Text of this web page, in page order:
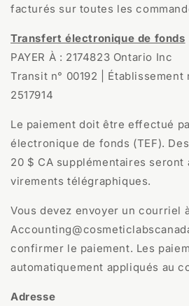
facturés sur toutes les
Transfert électronique de fonds
PAYER À : 2174823 Ontario Inc
Transit n° 00192 | Établissement
2517914
Le paiement doit être effectué
électronique de fonds (TEF).
20 $ CA supplémentaires seront
virements télégraphiques.
Vous devez envoyer un courriel
confirmer le paiement. Les
automatiquement appliqués au
Adresse